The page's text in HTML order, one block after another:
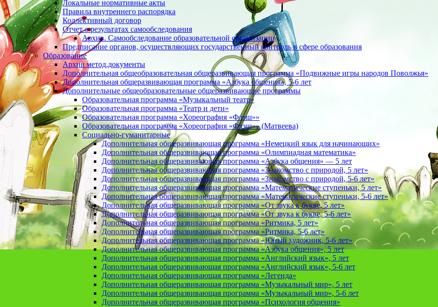
Локальные нормативные акты
Правила внутреннего распорядка
Коллективный договор
Отчет о результатах самообследования
Архив. Cамообследование образовательной организации
Предписание органов, осуществляющих государственный контроль в сфере образования
Образование
Архив метод.документы
Дополнительная общеобразовательная общеразвивающая программа «Подвижные игры народов Поволжья»
Дополнительная общеразвивающая программа «Азбука общения», 5-6 лет
Дополнительные общеобразовательные общеразвивающие программы
Образовательная программа «Музыкальный театр»
Образовательная программа «Театр и дети»
Образовательная программа «Хореография «Флэш»»
Образовательная программа «Хореография «Флэш»» (Матвеева)
Социально-гуманитарные
Дополнительная общеразвивающая программа «Немецкий язык для начинающих»
Дополнительная общеразвивающая программа «Олимпиадная математика»
Дополнительная общеразвивающая программа «Азбука общения» — 5 лет
Дополнительная общеразвивающая программа «Знакомство с природой, 5 лет»
Дополнительная общеразвивающая программа «Знакомство с природой, 5-6 лет»
Дополнительная общеразвивающая программа «Математические ступеньки, 5 лет»
Дополнительная общеразвивающая программа «Математические ступеньки, 5-6 лет»
Дополнительная общеразвивающая программа «От звука к букве, 5 лет»
Дополнительная общеразвивающая программа «От звука к букве, 5-6 лет»
Дополнительная общеразвивающая программа «Ритмика, 5 лет»
Дополнительная общеразвивающая программа «Ритмика, 5-6 лет»
Дополнительная общеразвивающая программа «Юный художник, 5-6 лет»
Дополнительная общеразвивающая программа «Азбука общения», 5 лет
Дополнительная общеразвивающая программа «Английский язык», 5 лет
Дополнительная общеразвивающая программа «Английский язык», 5-6 лет
Дополнительная общеразвивающая программа «Легенда»
Дополнительная общеразвивающая программа «Музыкальный мир», 5 лет
Дополнительная общеразвивающая программа «Музыкальный мир», 5-6 лет
Дополнительная общеразвивающая программа «Психология общения»